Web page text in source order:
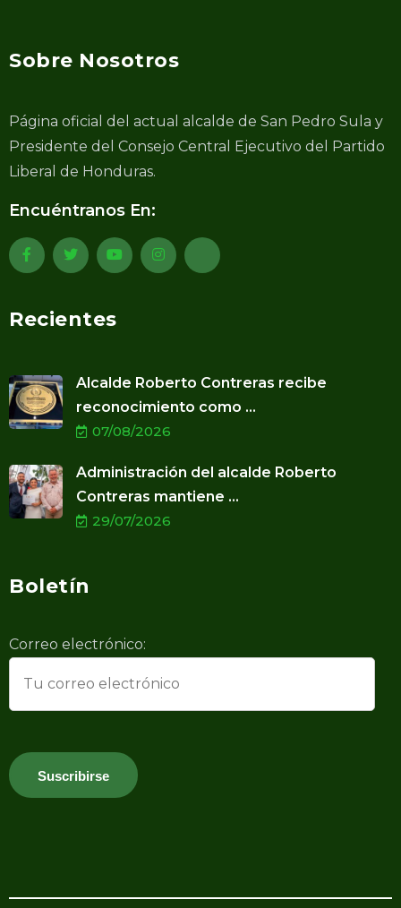
Sobre Nosotros
Página oficial del actual alcalde de San Pedro Sula y
Presidente del Consejo Central Ejecutivo del Partido
Liberal de Honduras.
Encuéntranos En:
Recientes
Alcalde Roberto Contreras recibe
reconocimiento como ...
07/08/2026
Administración del alcalde Roberto
Contreras mantiene ...
29/07/2026
Boletín
Correo electrónico: